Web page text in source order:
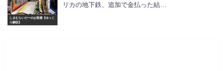
しまむらいだーのお部屋【ゆっく
り解説】
リカの地下鉄、追加で金払った結…